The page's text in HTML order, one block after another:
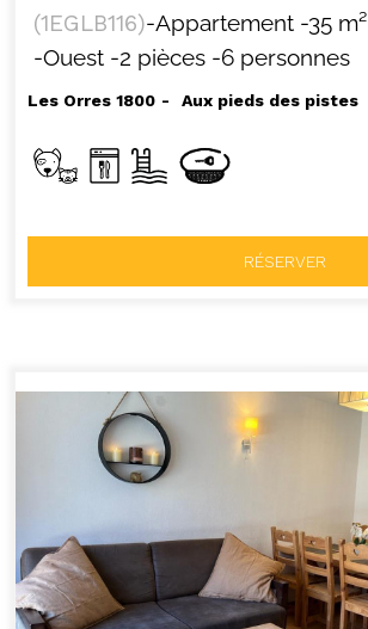
(1EGLB116)-Appartement -35 m²
-Ouest -2 pièces -6 personnes
Les Orres 1800 Aux pieds des pistes
RÉSERVER